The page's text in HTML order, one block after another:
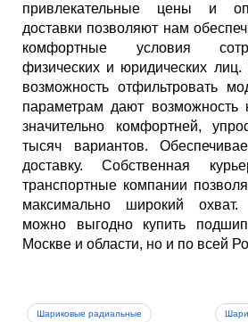
привлекательные цены и
доставки позволяют нам
комфортные условия
физических и юридических лиц.
возможность отфильтровать
параметрам дают возможность
значительно комфортней,
тысяч вариантов.
доставку. Собственная
транспортные компании
максимально широкий
можно выгодно купить
Москве и области, но и по всей
Шариковые радиальные